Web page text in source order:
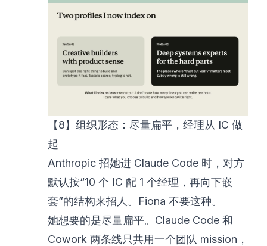
【8】组织形态：尽量扁平，经理从 IC 做
起
Anthropic 招她进 Claude Code 时，对方
默认按“10 个 IC 配 1 个经理，再向下嵌
套”的结构来招人。Fiona 不要这种。
她想要的是尽量扁平。Claude Code 和
Cowork 两条线只共用一个团队 mission，